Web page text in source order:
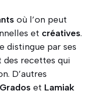
où l’on peut
et créatives.
distingue par ses
des recettes qui
D’autres
et Lamiak